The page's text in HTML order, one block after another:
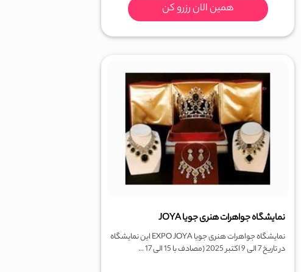
همین الان رزرو کن
نمایشگاه جواهرات هنری جویا JOYA
نمایشگاه جواهرات هنری جویا EXPO JOYA این نمایشگاه
در تاریخ 7 الی 9 اکتبر 2025 (مصادف با 15 الی 17 ...